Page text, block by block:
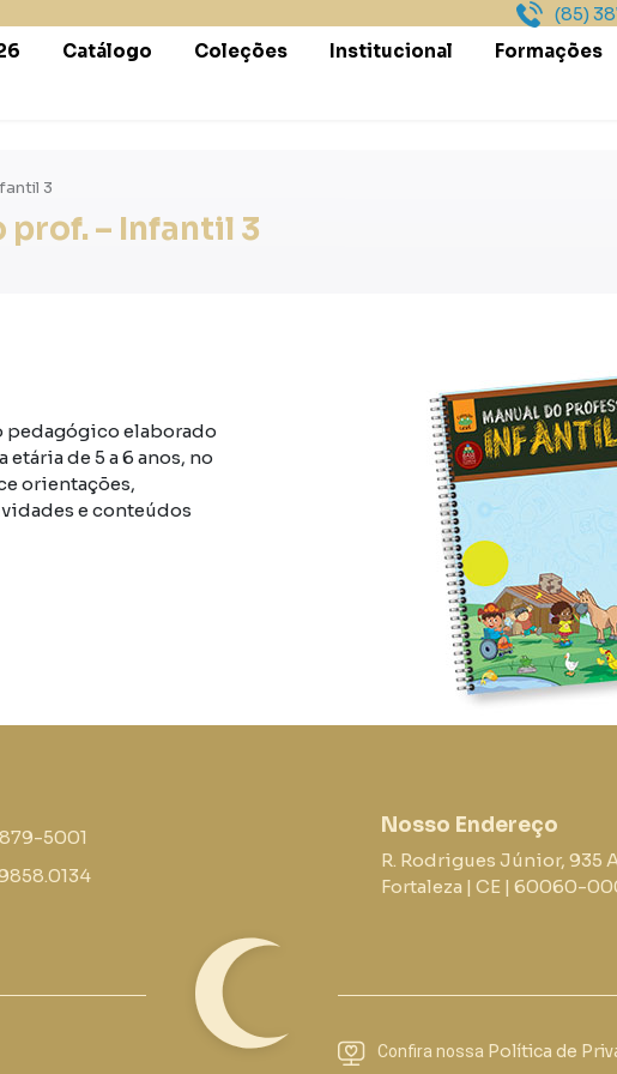
(85)
Catálogo Coleções Institucional Formações
3
prof. – Infantil 3
pedagógico elaborado
de 5 a 6 anos, no
orientações,
e conteúdos
5001
Nosso Endereço
R. Rodrigues Júnior, 935
Fortaleza | CE | 60060-
Confira nossa Política de